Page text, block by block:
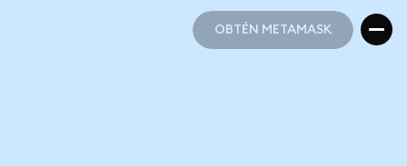
OBTÉN METAMASK